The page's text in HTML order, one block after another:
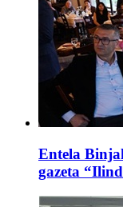
Entela
gazeta